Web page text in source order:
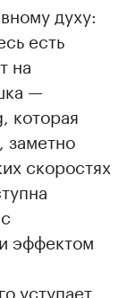
духу:
есть
на
—
которая
заметно
скоростях
эффектом
уступает